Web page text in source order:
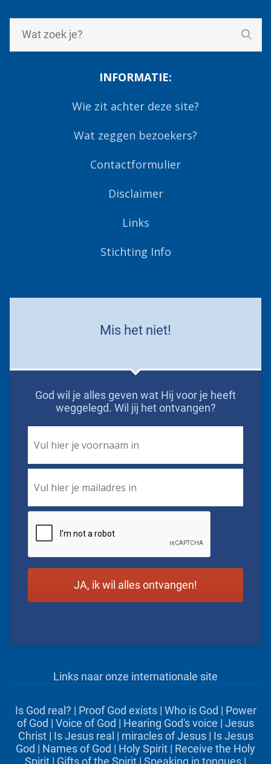
INFORMATIE:
Wie zit achter deze site?
Wat zeggen bezoekers?
Contactformulier
Disclaimer
Links
Stichting Info
Mis het niet!
God wil je alles geven wat Hij voor je heeft
weggelegd. Wil jij het ontvangen?
Name *
Links naar onze internationale site
Is God real? | Proof God exists| Who is God | Power
of God | Voice of God | Hearing God's voice | Jesus
Christ| Is Jesus real | miracles of Jesus| Is Jesus
God | Names of God | Holy Spirit | Receive the Holy
Spirit | Gifts of the Spirit | Speaking in tongues |